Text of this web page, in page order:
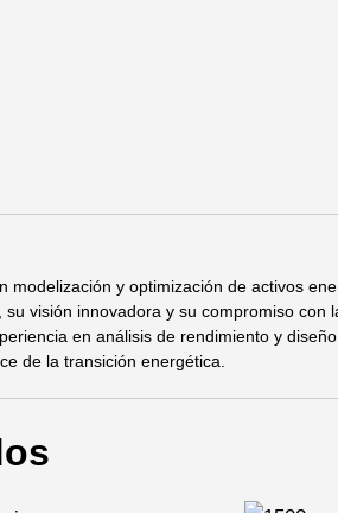
modelización y optimización de activos
visión innovadora y su compromiso con
en análisis de rendimiento y
de la transición energética.